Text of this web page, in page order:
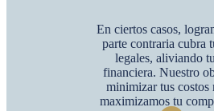
En ciertos casos,
parte contraria cubra
legales, aliviando
financiera. Nuestro
minimizar tus costos
maximizamos tu